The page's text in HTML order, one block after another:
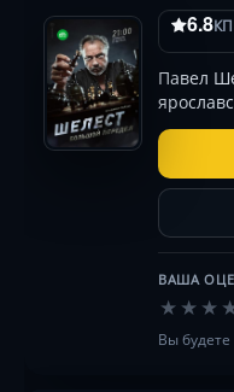
6.8КП
Павел
вдовой
После
ВАША
★ ★ ★
Вы